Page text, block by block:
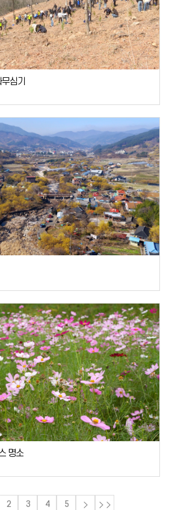
심기
명소
2 3 4 5